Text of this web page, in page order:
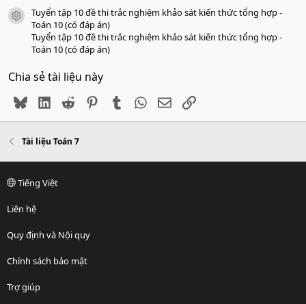
icon tài liệu
Tuyển tập 10 đề thi trắc nghiệm khảo sát kiến thức tổng hợp -
Toán 10 (có đáp án)
Tuyển tập 10 đề thi trắc nghiệm khảo sát kiến thức tổng hợp -
Toán 10 (có đáp án)
Chia sẻ tài liệu này
BlueskyLinkedIn
Reddit PinterestTumblr WhatsApp
EmailLink
Tài liệu Toán 7
Tiếng Việt
Liên hệ
Quy định và Nội quy
Chính sách bảo mật
Trợ giúp